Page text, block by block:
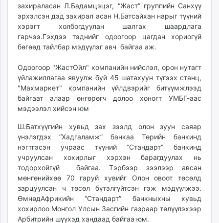
захираласан Л.Бадамцэцэг, “Жаст” группийн Санхүү
эрхэлсэн дэд захирал асан Н.Батсайхан нарыг түүний
хэрэгт холбогдуулан шалгах шаардлага
гарчээ.Гэхдээ тэднийг одоогоор цагдан хориогүй
бөгөөд тайлбар мэдүүлэг авч байгаа аж.
Одоогоор "ЖастОйл" компанийн нийслэл, орон нутагт
үйлажиллагаа явуулж буй 45 шатахуун түгээх станц,
"Махмаркет" компанийн үйлдвэрийг битүүмжлээд
байгаат алаар өнгөрөгч долоо хоногт УМБГ-аас
мэдээлэл хийсэн юм
Ш.Батхүүгийн хувьд зах зээлд олон зуун саяар
үнэлэгдэх “Хадгаламж” банкаа Төрийн банкинд
нэгтгэсэн учраас түүний “Стандарт” банкинд
учруулсан хохирлыг хэрхэн барагдуулах нь
тодорхойгүй байгаа. Тэрбээр зээлээр авсан
мөнгөнийхөө 70 гаруй хувийг Олон овоот төсөлд
зарцуулсан ч төсөл бүтэлгүйтсэн гэж мэдүүлжээ.
ӨмнөдАфрикийн “Стандарт” банкныхны хувьд
хохирлоо Монгол Улсын Засгийн газраар төлүүлэхээр
Арбитрийн шүүхэд хандаад байгаа юм.